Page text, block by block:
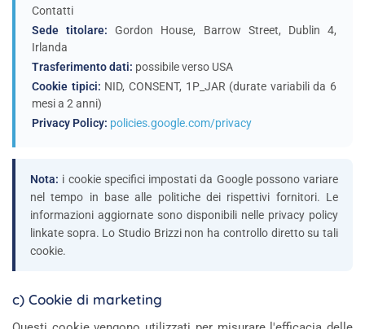
Contatti
Sede titolare: Gordon House, Barrow Street, Dublin 4,
Irlanda
Trasferimento dati: possibile verso USA
Cookie tipici: NID, CONSENT, 1P_JAR (durate variabili da 6
mesi a 2 anni)
Privacy Policy: policies.google.com/privacy
Nota: i cookie specifici impostati da Google possono variare
nel tempo in base alle politiche dei rispettivi fornitori. Le
informazioni aggiornate sono disponibili nelle privacy policy
linkate sopra. Lo Studio Brizzi non ha controllo diretto su tali
cookie.
c) Cookie di marketing